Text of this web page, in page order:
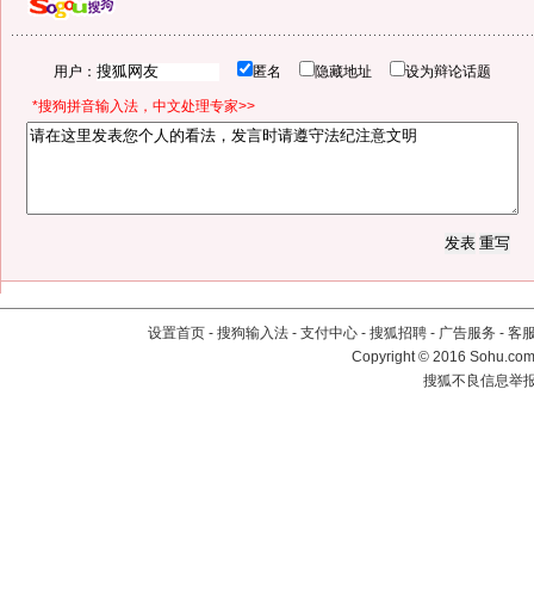
用户： 匿名 隐藏地址 设为辩论话题
*搜狗拼音输入法，中文处理专家>>
设置首页 - 搜狗输入法 - 支付中心 - 搜狐招聘 - 广告服务 - 客
Copyright©2016
搜狐不良信息举